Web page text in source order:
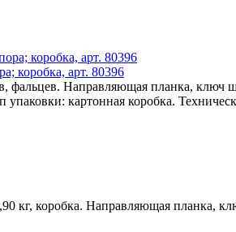
коробка, арт. 80396
фальцев. Направляющая планка,
картонная коробка.
кг, коробка. Направляющая планка,